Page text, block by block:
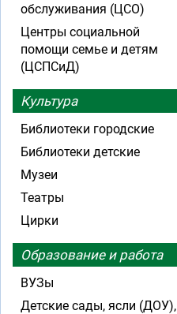
обслуживания (ЦСО)
Центры социальной
помощи семье и детям
(ЦСПСиД)
Культура
Библиотеки городские
Библиотеки детские
Музеи
Театры
Цирки
Образование и работа
ВУЗы
Детские сады, ясли (ДОУ),